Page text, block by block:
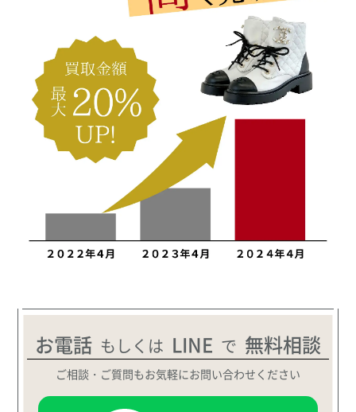
お電話 もしくは LINE で 無料相談
ご相談・ご質問もお気軽にお問い合わせください